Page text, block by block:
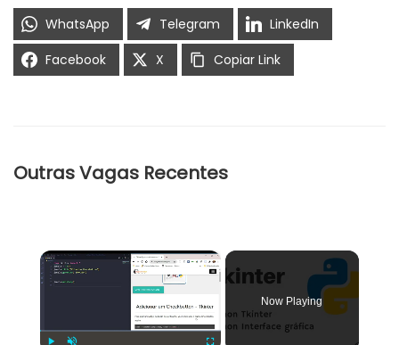
WhatsApp Telegram
LinkedIn
Facebook
X Copiar Link
Outras Vagas Recentes
×
Now Playing